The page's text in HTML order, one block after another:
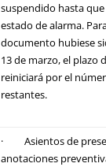
suspendido hasta
estado de alarma.
documento hubiese
13 de marzo, el plazo
reiniciará por el
restantes.
· Asientos de
anotaciones